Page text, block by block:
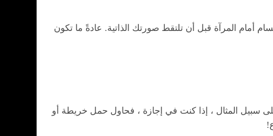
أمام المرآة قبل أن تلتقط صورتك الذاتية. عادةً ما تكون
سبيل المثال ، إذا كنت في إجازة ، فحاول حمل خريطة أو